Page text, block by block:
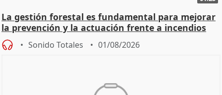
La gestión forestal es fundamental para mejorar
la prevención y la actuación frente a incendios
Sonido Totales 01/08/2026